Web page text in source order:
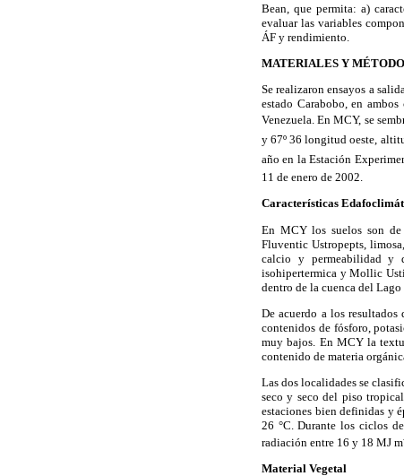
Bean, que permita: a)
evaluar las variables
ÁF y rendimiento.
MATERIALES Y
Se realizaron ensayos a
estado Carabobo, en
Venezuela. En MCY, se
y 67º 36 longitud oeste,
año en la Estación
11 de enero de 2002.
Características
En MCY los suelos son de
Fluventic Ustropepts,
calcio y permeabilidad y
isohipertermica y Mollic
dentro de la cuenca del Lago
De acuerdo a los
contenidos de fósforo,
muy bajos. En MCY la
contenido de materia
Las dos localidades se
seco y seco del piso
estaciones bien definidas y
26 °C. Durante los ciclos
radiación entre 16 y 18 MJ m
Material Vegetal